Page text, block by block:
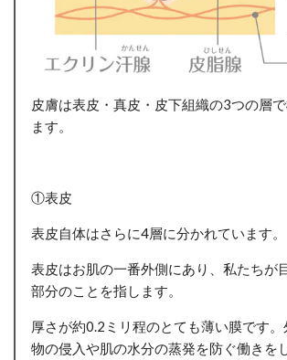
皮膚は表皮・真皮・皮下組織の3つの層
ます。
①表皮
表皮自体はさらに4層に分かれています。
表皮はお肌の一番外側にあり、私たちが
部分のことを指します。
厚さが約0.2ミリ程のとても薄い膜です
物の侵入や肌の水分の蒸発を防ぐ働きを